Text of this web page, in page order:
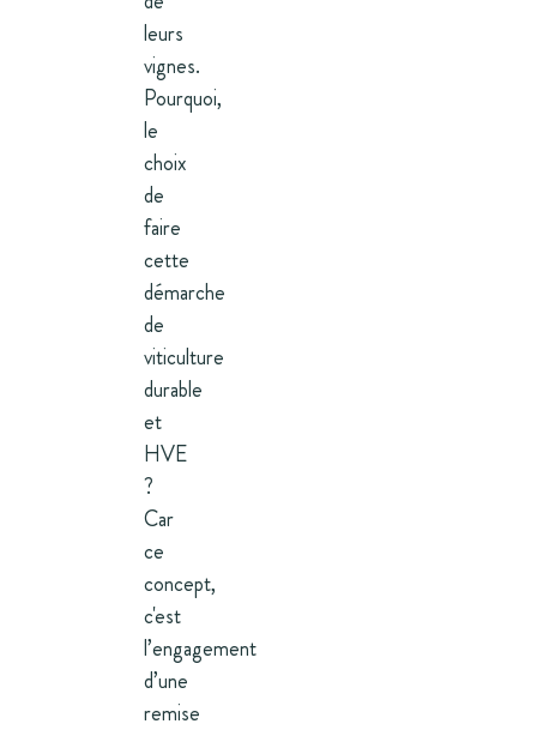
leurs
vignes.
Pourquoi,
le
choix
de
faire
cette
démarche
de
viticulture
durable
et
HVE
?
Car
ce
concept,
c'est
l’engagement
d’une
remise